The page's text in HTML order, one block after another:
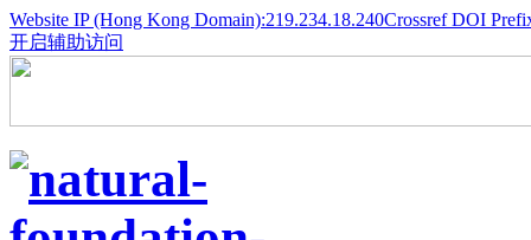
Website IP (Hong Kong Domain):219.234.18.240Crossref DOI
开启辅助访问